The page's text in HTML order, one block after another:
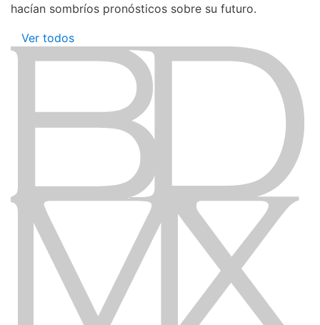
hacían sombríos pronósticos sobre su futuro.
Ver todos